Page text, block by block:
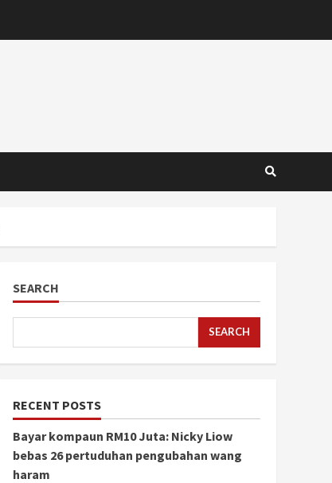
SEARCH
SEARCH
RECENT POSTS
Bayar kompaun RM10 Juta: Nicky Liow
bebas 26 pertuduhan pengubahan wang
haram